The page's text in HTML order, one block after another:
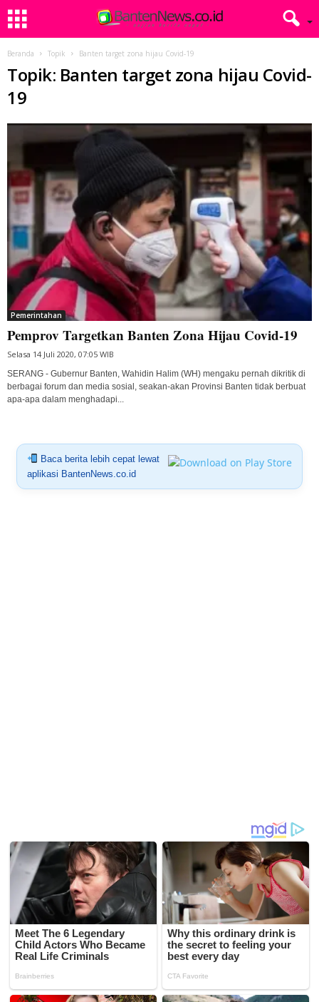
Beranda Topik Banten target zona hijau Covid-19
Topik: Banten target zona hijau Covid-
19
Pemerintahan
Pemprov Targetkan Banten Zona Hijau Covid-19
Selasa 14 Juli 2020, 07:05 WIB
SERANG - Gubernur Banten, Wahidin Halim (WH) mengaku pernah dikritik di
berbagai forum dan media sosial, seakan-akan Provinsi Banten tidak berbuat
apa-apa dalam menghadapi...
Baca berita lebih cepat lewat
aplikasi BantenNews.co.id